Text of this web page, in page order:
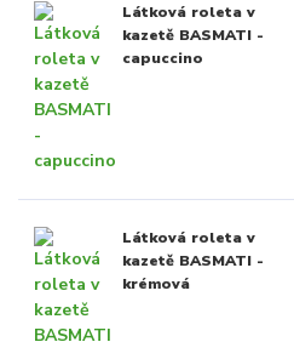
Látková roleta v
kazetě BASMATI -
capuccino
Látková roleta v
kazetě BASMATI -
krémová